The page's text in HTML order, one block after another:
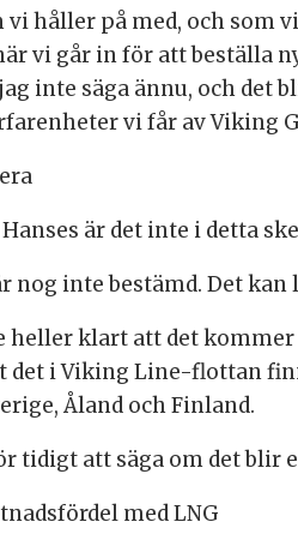
vi håller på med, och som
vi går in för att beställa
inte säga ännu, och det
vi får av Viking
är det inte i detta
nog inte bestämd. Det
heller klart att det
det i Viking Line-flottan
Åland och Finland.
tidigt att säga om det blir
med LNG